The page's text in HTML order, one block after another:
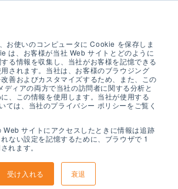
お使いのコンピュータに Cookie を保存しま
は、お客様が当社 Web サイトとどのように
る情報を収集し、当社がお客様を記憶できる
されます。当社は、お客様のブラウジング
善およびカスタマイズするため、また、この
ディアの両方で当社の訪問者に関する分析と
、この情報を使用します。当社が使用する
ては、当社のプライバシー ポリシーをご覧く
Web サイトにアクセスしたときに情報は追跡
ない設定を記憶するために、ブラウザで 1
れます。
受け入れる 衰退
語プログラ